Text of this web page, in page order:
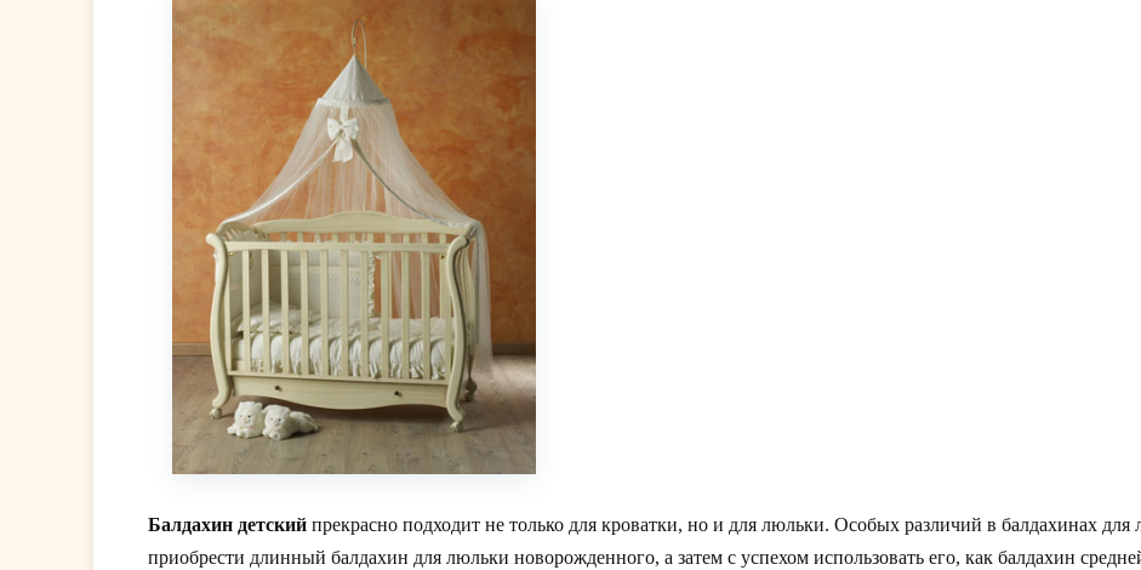
Балдахин детский прекрасно подходит не только для кроватки, но и для люльки. Особых различий в балдахинах
приобрести длинный балдахин для люльки новорожденного, а затем с успехом использовать его, как балдахин